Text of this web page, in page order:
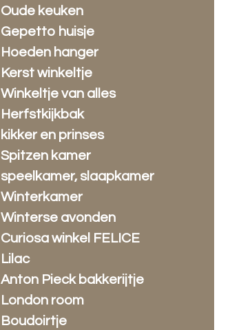
Oude keuken
Gepetto huisje
Hoeden hanger
Kerst winkeltje
Winkeltje van alles
Herfstkijkbak
kikker en prinses
Spitzen kamer
speelkamer, slaapkamer
Winterkamer
Winterse avonden
Curiosa winkel FELICE
Lilac
Anton Pieck bakkerijtje
London room
Boudoirtje